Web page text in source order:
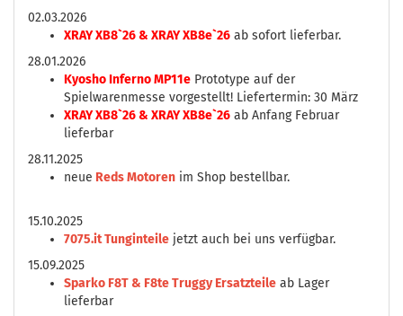
02.03.2026
XRAY XB8`26 & XRAY XB8e`26 ab sofort lieferbar.
28.01.2026
Kyosho Inferno MP11e Prototype auf der
Spielwarenmesse vorgestellt! Liefertermin: 30 März
XRAY XB8`26 & XRAY XB8e`26 ab Anfang Februar
lieferbar
28.11.2025
neue Reds Motoren im Shop bestellbar.
15.10.2025
7075.it Tunginteile jetzt auch bei uns verfügbar.
15.09.2025
Sparko F8T & F8te Truggy Ersatzteile ab Lager
lieferbar